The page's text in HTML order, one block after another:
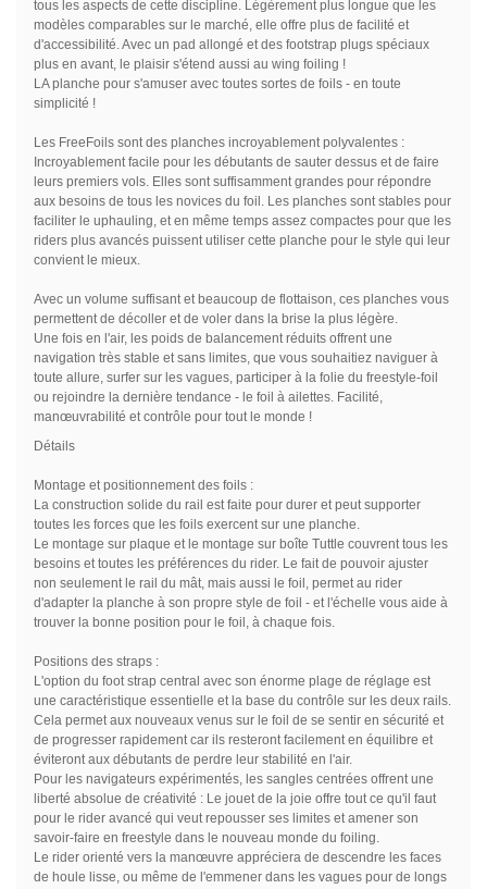
tous les aspects de cette discipline. Légèrement plus longue que les
modèles comparables sur le marché, elle offre plus de facilité et
d'accessibilité. Avec un pad allongé et des footstrap plugs spéciaux
plus en avant, le plaisir s'étend aussi au wing foiling !
LA planche pour s'amuser avec toutes sortes de foils - en toute
simplicité !
Les FreeFoils sont des planches incroyablement polyvalentes :
Incroyablement facile pour les débutants de sauter dessus et de faire
leurs premiers vols. Elles sont suffisamment grandes pour répondre
aux besoins de tous les novices du foil. Les planches sont stables pour
faciliter le uphauling, et en même temps assez compactes pour que les
riders plus avancés puissent utiliser cette planche pour le style qui leur
convient le mieux.
Avec un volume suffisant et beaucoup de flottaison, ces planches vous
permettent de décoller et de voler dans la brise la plus légère.
Une fois en l'air, les poids de balancement réduits offrent une
navigation très stable et sans limites, que vous souhaitiez naviguer à
toute allure, surfer sur les vagues, participer à la folie du freestyle-foil
ou rejoindre la dernière tendance - le foil à ailettes. Facilité,
manœuvrabilité et contrôle pour tout le monde !
Détails
Montage et positionnement des foils :
La construction solide du rail est faite pour durer et peut supporter
toutes les forces que les foils exercent sur une planche.
Le montage sur plaque et le montage sur boîte Tuttle couvrent tous les
besoins et toutes les préférences du rider. Le fait de pouvoir ajuster
non seulement le rail du mât, mais aussi le foil, permet au rider
d'adapter la planche à son propre style de foil - et l'échelle vous aide à
trouver la bonne position pour le foil, à chaque fois.
Positions des straps :
L'option du foot strap central avec son énorme plage de réglage est
une caractéristique essentielle et la base du contrôle sur les deux rails.
Cela permet aux nouveaux venus sur le foil de se sentir en sécurité et
de progresser rapidement car ils resteront facilement en équilibre et
éviteront aux débutants de perdre leur stabilité en l'air.
Pour les navigateurs expérimentés, les sangles centrées offrent une
liberté absolue de créativité : Le jouet de la joie offre tout ce qu'il faut
pour le rider avancé qui veut repousser ses limites et amener son
savoir-faire en freestyle dans le nouveau monde du foiling.
Le rider orienté vers la manœuvre appréciera de descendre les faces
de houle lisse, ou même de l'emmener dans les vagues pour de longs